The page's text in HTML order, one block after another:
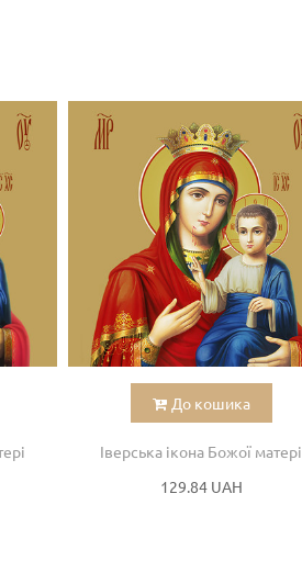
До кошика
Іверська ікона Божої матері
129.84 UAH